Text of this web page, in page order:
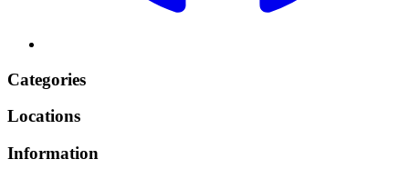
Categories
Locations
Information